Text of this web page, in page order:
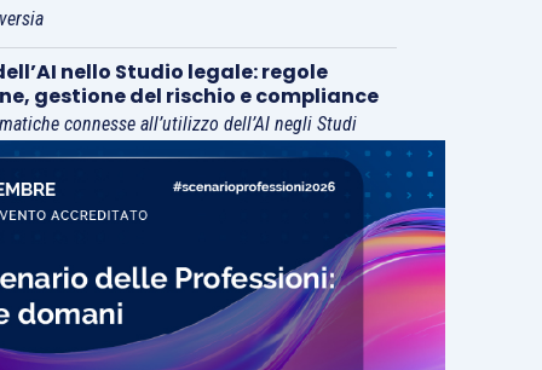
nello Studio legale: regole
gestione del rischio e compliance
connesse all’utilizzo dell’AI negli Studi